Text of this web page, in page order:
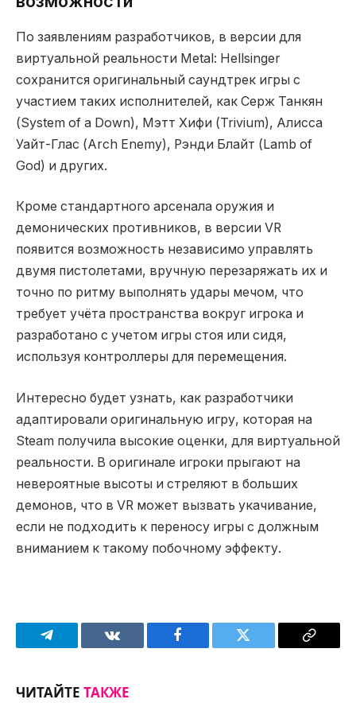
По заявлениям разработчиков, в версии для
виртуальной реальности Metal: Hellsinger
сохранится оригинальный саундтрек игры с
участием таких исполнителей, как Серж Танкян
(System of a Down), Мэтт Хифи (Trivium), Алисса
Уайт-Глас (Arch Enemy), Рэнди Блайт (Lamb of
God) и других.
Кроме стандартного арсенала оружия и
демонических противников, в версии VR
появится возможность независимо управлять
двумя пистолетами, вручную перезаряжать их и
точно по ритму выполнять удары мечом, что
требует учёта пространства вокруг игрока и
разработано с учетом игры стоя или сидя,
используя контроллеры для перемещения.
Интересно будет узнать, как разработчики
адаптировали оригинальную игру, которая на
Steam получила высокие оценки, для виртуальной
реальности. В оригинале игроки прыгают на
невероятные высоты и стреляют в больших
демонов, что в VR может вызвать укачивание,
если не подходить к переносу игры с должным
вниманием к такому побочному эффекту.
Telegram VKontakteFacebook Twitter
Copy
ЧИТАЙТЕТАКЖЕ